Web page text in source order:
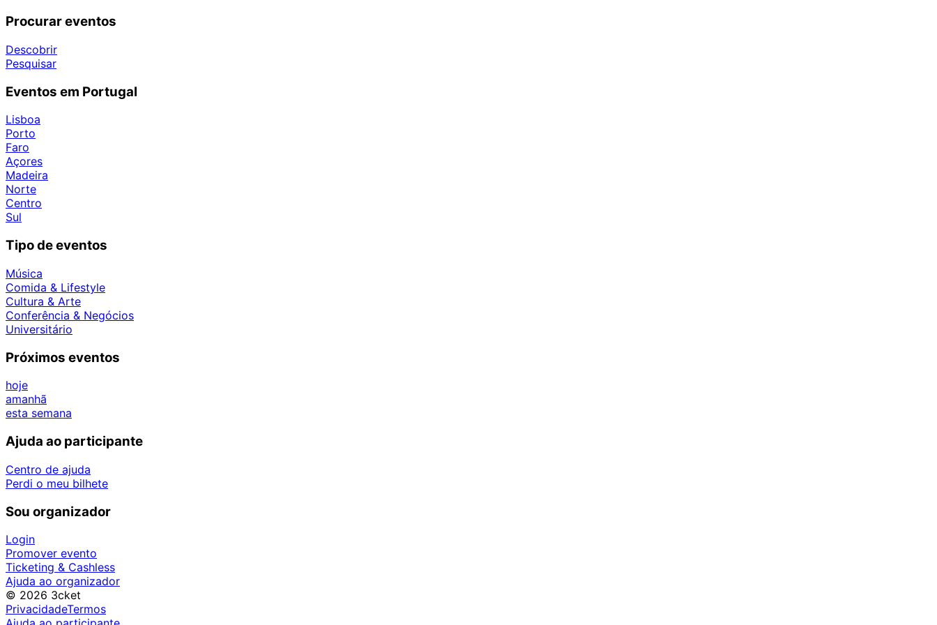
Procurar eventos
Descobrir
Pesquisar
Eventos em Portugal
Lisboa
Porto
Faro
Açores
Madeira
Norte
Centro
Sul
Tipo de eventos
Música
Comida & Lifestyle
Cultura & Arte
Conferência & Negócios
Universitário
Próximos eventos
hoje
amanhã
esta semana
Ajuda ao participante
Centro de ajuda
Perdi o meu bilhete
Sou organizador
Login
Promover evento
Ticketing & Cashless
Ajuda ao organizador
© 2026 3cket
PrivacidadeTermos